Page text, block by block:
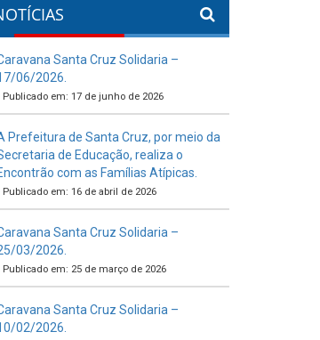
Santa Cruz Solidaria –
06/2026.
Publicado em: 17 de junho de 2026
Prefeitura de Santa Cruz, por meio da
de Educação, realiza o
com as Famílias Atípicas.
Publicado em: 16 de abril de 2026
Santa Cruz Solidaria –
03/2026.
Publicado em: 25 de março de 2026
Santa Cruz Solidaria –
02/2026.